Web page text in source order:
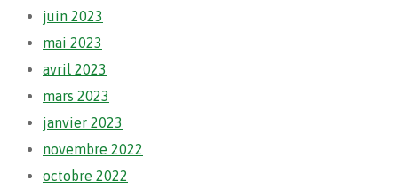
juin 2023
mai 2023
avril 2023
mars 2023
janvier 2023
novembre 2022
octobre 2022